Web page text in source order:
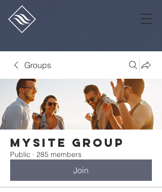
Groups
Mysite Group
Public · 285 members
Join